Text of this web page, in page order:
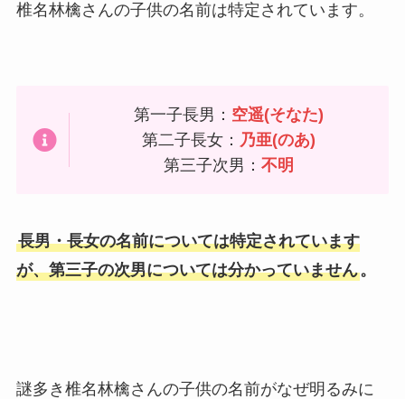
椎名林檎さんの子供の名前は特定 されています。
第一子長男： 空遥(そなた)
第二子長女： 乃亜(のあ)
第三子次男：不明
長男・長女の名前については特定されています
が、第三子の次男については分かっていません。
謎多き椎名林檎さんの子供の名前がなぜ明るみに